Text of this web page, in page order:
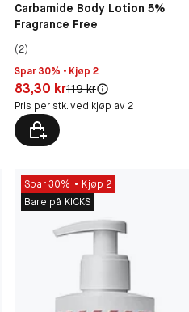
Carbamide Body Lotion 5%
Fragrance Free
(2)
Spar 30% • Kjøp 2
Pris: 83,30 kr
83,30 krOriginal pris:
119 kr
Pris per stk. ved kjøp av 2
Spar 30%
Kjøp 2
Bare på KICKS